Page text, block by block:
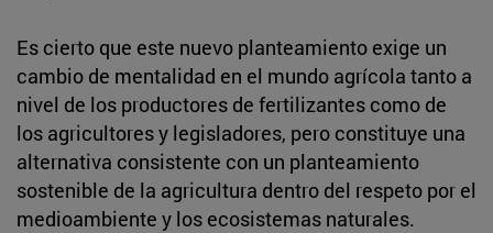
Es cierto que este nuevo planteamiento exige un
cambio de mentalidad en el mundo agrícola tanto a
nivel de los productores de fertilizantes como de
los agricultores y legisladores, pero constituye una
alternativa consistente con un planteamiento
sostenible de la agricultura dentro del respeto por el
medioambiente y los ecosistemas naturales.